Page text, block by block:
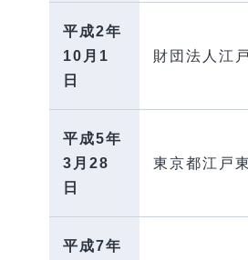
平成2年
10月1
日
財団法人江
平成5年
3月28
日
東京都江戸
平成7年